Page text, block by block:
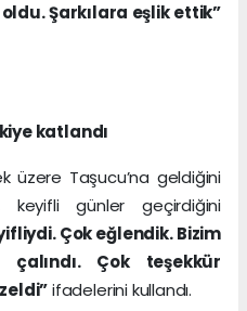
Şarkılara eşlik ettik”
katlandı
üzere Taşucu’na geldiğini
keyifli günler geçirdiğini
Çok eğlendik. Bizim
çalındı. Çok teşekkür
ifadelerini kullandı.